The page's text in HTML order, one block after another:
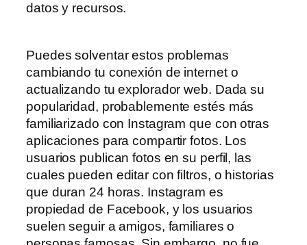
datos y recursos.
Puedes solventar estos problemas
cambiando tu conexión de internet o
actualizando tu explorador web. Dada su
popularidad, probablemente estés más
familiarizado con Instagram que con otras
aplicaciones para compartir fotos. Los
usuarios publican fotos en su perfil, las
cuales pueden editar con filtros, o historias
que duran 24 horas. Instagram es
propiedad de Facebook, y los usuarios
suelen seguir a amigos, familiares o